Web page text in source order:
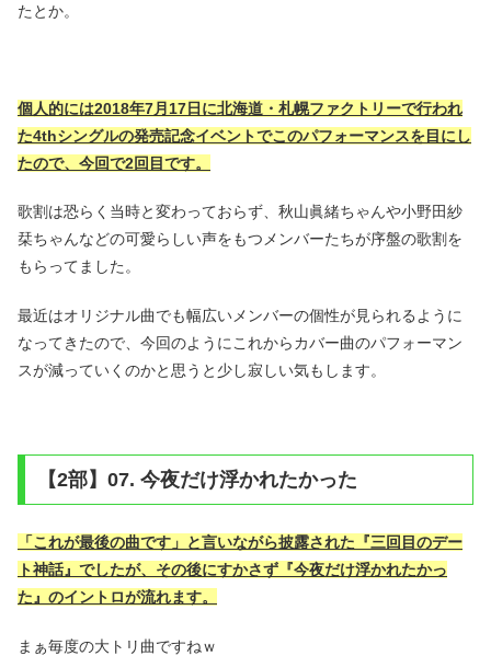
たとか。
個人的には2018年7月17日に北海道・札幌ファクトリーで行われ
た4thシングルの発売記念イベントでこのパフォーマンスを目にし
たので、今回で2回目です。
歌割は恐らく当時と変わっておらず、秋山眞緒ちゃんや小野田紗
栞ちゃんなどの可愛らしい声をもつメンバーたちが序盤の歌割を
もらってました。
最近はオリジナル曲でも幅広いメンバーの個性が見られるように
なってきたので、今回のようにこれからカバー曲のパフォーマン
スが減っていくのかと思うと少し寂しい気もします。
【2部】07. 今夜だけ浮かれたかった
「これが最後の曲です」と言いながら披露された『三回目のデー
ト神話』でしたが、その後にすかさず『今夜だけ浮かれたかっ
た』のイントロが流れます。
まぁ毎度の大トリ曲ですねｗ